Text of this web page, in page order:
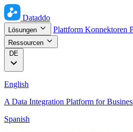
Dataddo
Lösungen Plattform Konnektoren
Ressourcen
DE
English
A Data Integration Platform for
Spanish